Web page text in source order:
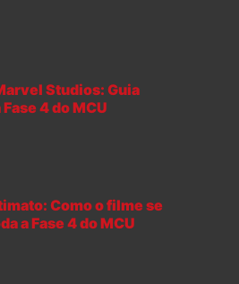
Studios: Guia
4 do MCU
Como o filme se
a Fase 4 do MCU